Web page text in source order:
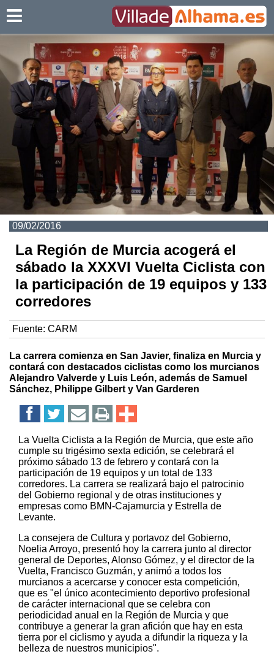
09/02/2016
La Región de Murcia acogerá el
sábado la XXXVI Vuelta Ciclista con
la participación de 19 equipos y 133
corredores
Fuente: CARM
La carrera comienza en San Javier, finaliza en Murcia y
contará con destacados ciclistas como los murcianos
Alejandro Valverde y Luis León, además de Samuel
Sánchez, Philippe Gilbert y Van Garderen
La Vuelta Ciclista a la Región de Murcia, que este año
cumple su trigésimo sexta edición, se celebrará el
próximo sábado 13 de febrero y contará con la
participación de 19 equipos y un total de 133
corredores. La carrera se realizará bajo el patrocinio
del Gobierno regional y de otras instituciones y
empresas como BMN-Cajamurcia y Estrella de
Levante.
La consejera de Cultura y portavoz del Gobierno,
Noelia Arroyo, presentó hoy la carrera junto al director
general de Deportes, Alonso Gómez, y el director de la
Vuelta, Francisco Guzmán, y animó a todos los
murcianos a acercarse y conocer esta competición,
que es "el único acontecimiento deportivo profesional
de carácter internacional que se celebra con
periodicidad anual en la Región de Murcia y que
contribuye a generar la gran afición que hay en esta
tierra por el ciclismo y ayuda a difundir la riqueza y la
belleza de nuestros municipios".